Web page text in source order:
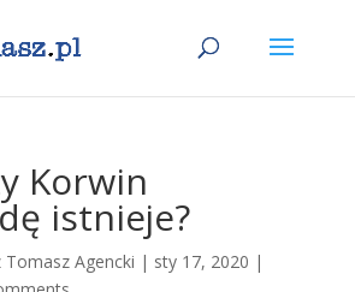
Korwin
istnieje?
Tomasz Agencki | sty 17, 2020 |